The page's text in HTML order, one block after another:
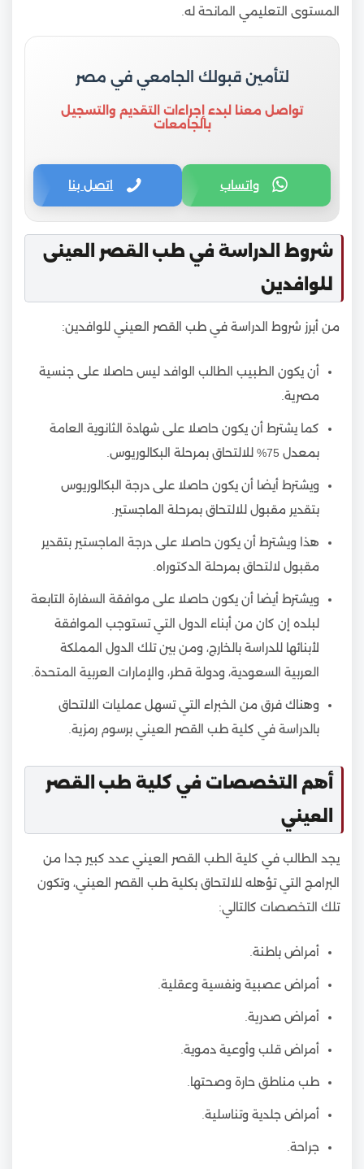
المستوى التعليمي المانحة له.
لتأمين قبولك الجامعي في مصر
تواصل معنا لبدء إجراءات التقديم والتسجيل
بالجامعات
واتساب اتصل بنا
شروط الدراسة في طب القصر العينى
للوافدين
من أبرز شروط الدراسة في طب القصر العيني للوافدين:
أن يكون الطبيب الطالب الوافد ليس حاصلا على جنسية
مصرية.
كما يشترط أن يكون حاصلا على شهادة الثانوية العامة
بمعدل 75% للالتحاق بمرحلة البكالوريوس.
ويشترط أيضا أن يكون حاصلا على درجة البكالوريوس
بتقدير مقبول للالتحاق بمرحلة الماجستير.
هذا ويشترط أن يكون حاصلا على درجة الماجستير بتقدير
مقبول لالتحاق بمرحلة الدكتوراه.
ويشترط أيضا أن يكون حاصلا على موافقة السفارة التابعة
لبلده إن كان من أبناء الدول التي تستوجب الموافقة
لأبنائها للدراسة بالخارج، ومن بين تلك الدول المملكة
العربية السعودية، ودولة قطر، والإمارات العربية المتحدة.
وهناك فرق من الخبراء التي تسهل عمليات الالتحاق
بالدراسة في كلية طب القصر العيني برسوم رمزية.
أهم التخصصات في كلية طب القصر
العيني
يجد الطالب في كلية الطب القصر العيني عدد كبير جدا من
البرامج التي تؤهله للالتحاق بكلية طب القصر العيني، وتكون
تلك التخصصات كالتالي:
أمراض باطنة.
أمراض عصبية ونفسية وعقلية.
أمراض صدرية.
أمراض قلب وأوعية دموية.
طب مناطق حارة وصحتها.
أمراض جلدية وتناسلية.
جراحة.